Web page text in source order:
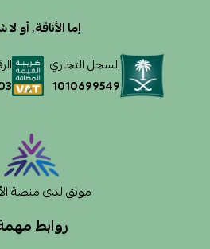
روابط
إما الأناقة, أو
السجل التجاري
1010699549
موثق لدى منصة